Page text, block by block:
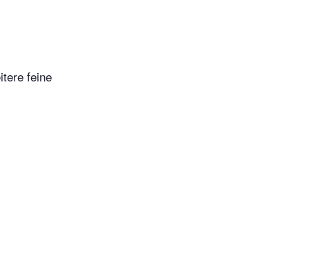
feine